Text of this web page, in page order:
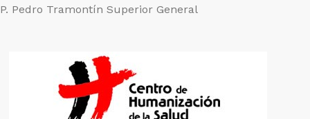
P. Pedro Tramontín Superior General